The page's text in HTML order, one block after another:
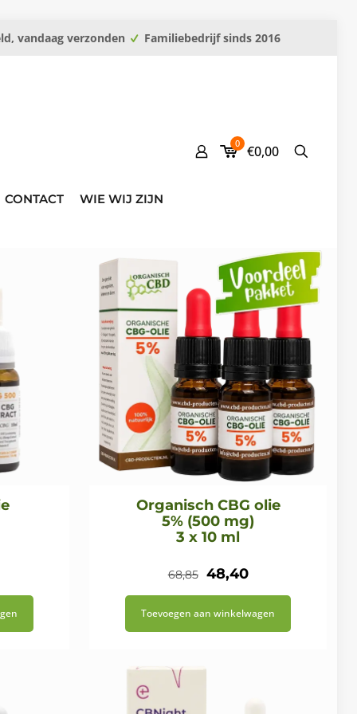
vandaag verzonden Familiebedrijf sinds 2016
CONTACT WIE WIJ ZIJN
0 €0,00
Organisch CBG olie
5% (500 mg)
3 x 10 ml
68,85 Oorspronkelijke
prijs
48,40Huidige
prijs
is:
Toevoegen aan winkelwagen